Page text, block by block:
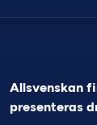
Allsvenskan
presenteras